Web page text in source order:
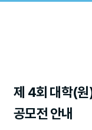
제 4회 대학(원
공모전 안내